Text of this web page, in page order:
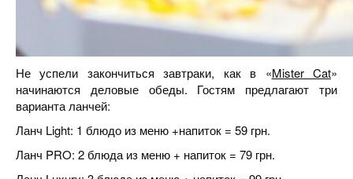
Не успели закончиться завтраки, как в «Mister Cat»
начинаются деловые обеды. Гостям предлагают три
варианта ланчей:
Ланч Light: 1 блюдо из меню +напиток = 59 грн.
Ланч PRO: 2 блюда из меню + напиток = 79 грн.